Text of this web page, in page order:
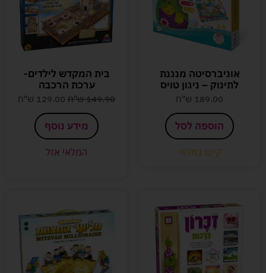
אוניברסיטה מנגנת
לתינוק – ניגון טויס
189.00 ש"ח
הוספה לסל
קיים במלאי
בית המקדש לילדים-
ערכת הרכבה
149.90 ש"ח 129.00 ש"ח
מידע נוסף
המלאי אזל